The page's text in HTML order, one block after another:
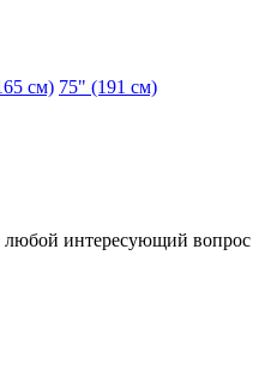
см) 75" (191 см)
любой интересующий вопрос